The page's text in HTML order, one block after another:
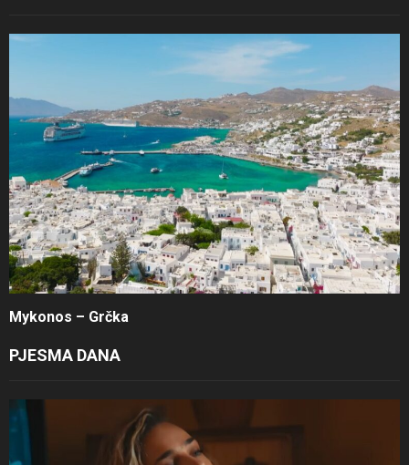
Mykonos – Grčka
PJESMA DANA